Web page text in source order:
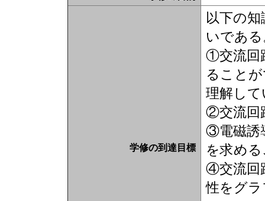
学修の到達目標
以下の
いであ
①交流回
ること
理解し
②交流回
③電磁誘
を求め
④交流回
性をグ